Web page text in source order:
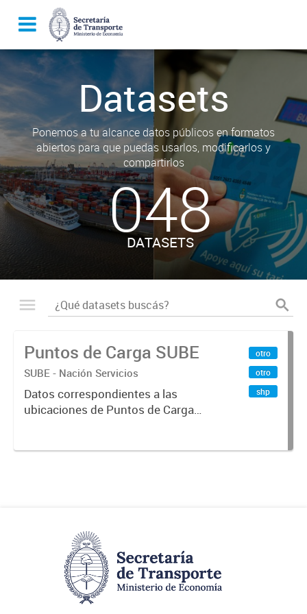
Datasets
Ponemos a tu alcance datos públicos en formatos
abiertos para que puedas usarlos, modificarlos y
compartirlos
048
DATASETS
Puntos de Carga SUBE
SUBE - Nación Servicios
Datos correspondientes a las
ubicaciones de Puntos de Carga
otro
otro
shp